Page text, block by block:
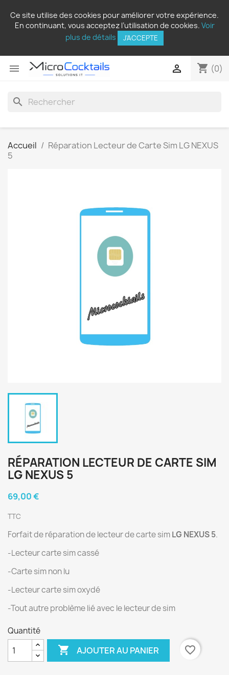
Ce site utilise des cookies pour améliorer votre expérience.
En continuant, vous acceptez l’utilisation de cookies. Voir
plus de détails
J'ACCEPTE
 shopping_cart (0)

search
Accueil
Réparation Lecteur de Carte Sim LG NEXUS
5
RÉPARATION LECTEUR DE CARTE SIM
LG NEXUS 5
69,00 €
TTC
Forfait de réparation de lecteur de carte simLG NEXUS 5.
-Lecteur carte sim cassé
-Carte sim non lu
-Lecteur carte sim oxydé
-Tout autre problème lié avec le lecteur de sim
Quantité
 AJOUTER AU PANIER favorite_border